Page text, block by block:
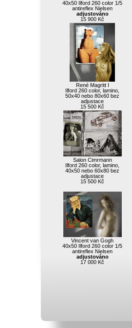
40x50 Ilford 260 color 1/5
antireflex Nielsen
adjustováno
15 900 Kč
René Magritt I
Ilford 260 color, lamino,
50x40 nebo 80x60 bez
adjustace
15 500 Kč
Salon Cimrmann
Ilford 260 color, lamino,
40x50 nebo 60x80 bez
adjustace
15 500 Kč
Vincent van Gogh
40x50 Ilford 260 color 1/5
antireflex Nielsen
adjustováno
17 000 Kč